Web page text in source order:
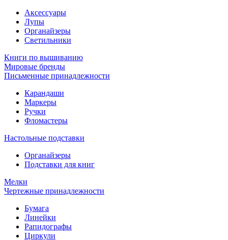
Аксессуары
Лупы
Органайзеры
Светильники
Книги по вышиванию
Мировые бренды
Письменные принадлежности
Карандаши
Маркеры
Ручки
Фломастеры
Настольные подставки
Органайзеры
Подставки для книг
Мелки
Чертежные принадлежности
Бумага
Линейки
Рапидографы
Циркули